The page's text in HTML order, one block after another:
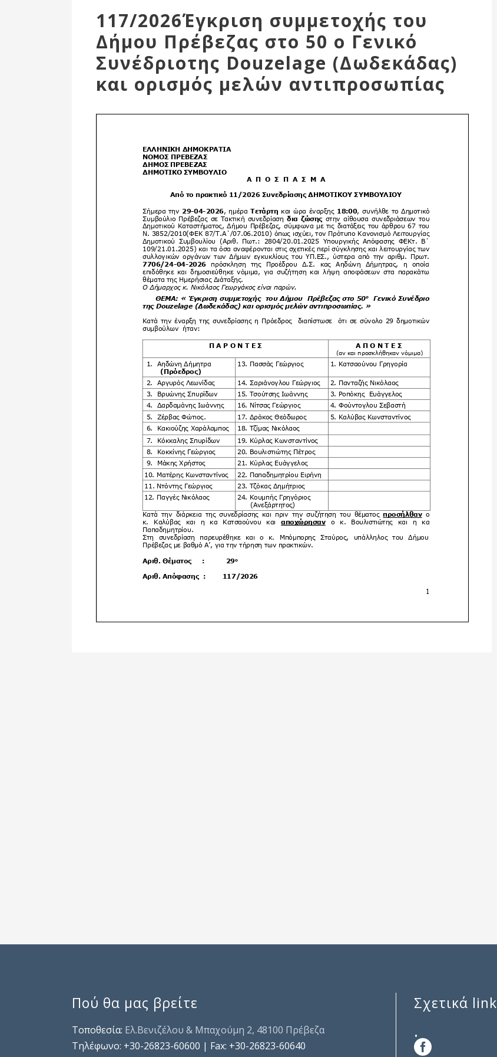
Δημοτικές
Ενότητες
Γραφείο εσόδων
Παιδικοί σταθμοί
Αθλητικές
Υποδομές
Αθλητικές
Εκδηλώσεις
Δημοτική
Βιβλιοθήκη
Δίκτυο
Εθελοντισμού
Δήμου Πρέβεζας
Κέντρο δια βίου
117/2026Έγκριση συμμετοχής του
Δήμου Πρέβεζας στο 50 ο Γενικό
Συνέδριοτης Douzelage (Δωδεκάδας)
και ορισμός μελών αντιπροσωπίας
Πού θα μας βρείτε
Τοποθεσία: Ελ.Βενιζέλου & Μπαχούμη 2, 48100 Πρέβεζα
Τηλέφωνo: +30-26823-60600 | Fax: +30-26823-60640
Σχετικά
.